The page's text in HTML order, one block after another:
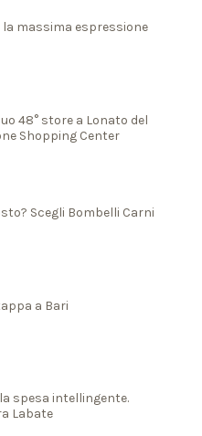
massima espressione
48° store a Lonato del
Shopping Center
Scegli Bombelli Carni
a Bari
spesa intellingente.
Labate